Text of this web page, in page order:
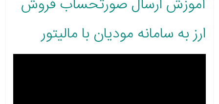
آموزش ارسال صورتحساب فروش
ارز به سامانه مودیان با مالیتور